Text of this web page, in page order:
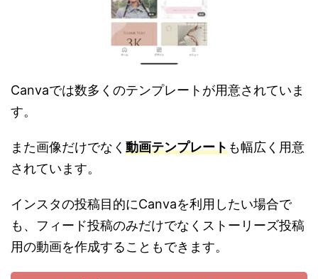
Canvaでは数多くのテンプレートが用意されていま
す。
また画像だけでなく 動画テンプレートも幅広く用意
されています。
インスタの投稿目的にCanvaを利用したい場合で
も、 フィード投稿のみだけでなくストーリーズ投稿
用の動画を作成することもできます。